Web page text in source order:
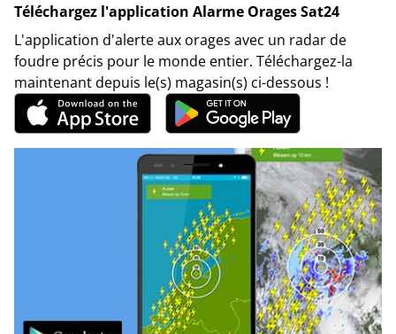
Téléchargez l'application Alarme Orages Sat24
L'application d'alerte aux orages avec un radar de
foudre précis pour le monde entier. Téléchargez-la
maintenant depuis le(s) magasin(s) ci-dessous !